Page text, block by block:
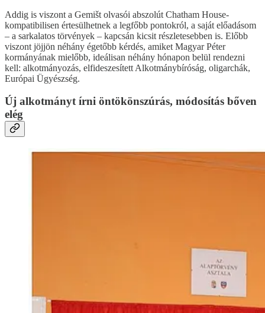
Addig is viszont a Gemišt olvasói abszolút Chatham House-
kompatibilisen értesülhetnek a legfőbb pontokról, a saját előadásom
– a sarkalatos törvények – kapcsán kicsit részletesebben is. Előbb
viszont jöjjön néhány égetőbb kérdés, amiket Magyar Péter
kormányának mielőbb, ideálisan néhány hónapon belül rendezni
kell: alkotmányozás, elfideszesített Alkotmánybíróság, oligarchák,
Európai Ügyészség.
Új alkotmányt írni öntökönszúrás, módosítás bőven
elég